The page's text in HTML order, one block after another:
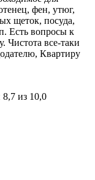
фен, утюг,
щеток, посуда,
Есть вопросы к
Чистота все-таки
Квартиру
8,7 из 10,0